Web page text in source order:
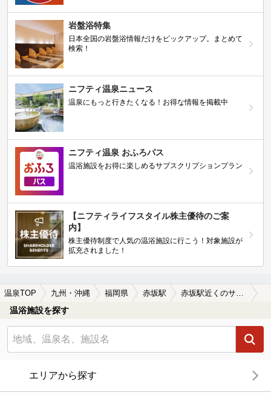
岩盤浴特集
日本全国の岩盤浴情報だけをピックアップ。まとめて
検索！
ニフティ温泉ニュース
温泉にもっと行きたくなる！お得な情報を掲載中
ニフティ温泉 おふろパス
温浴施設をお得に楽しめるサブスクリプションプラン
【ニフティライフスタイル株主優待のご案
内】
株主優待制度で人気の温浴施設に行こう！対象施設が
拡充されました！
温泉TOP 九州・沖縄 福岡県 赤坂駅
温浴施設を探す
エリアから探す